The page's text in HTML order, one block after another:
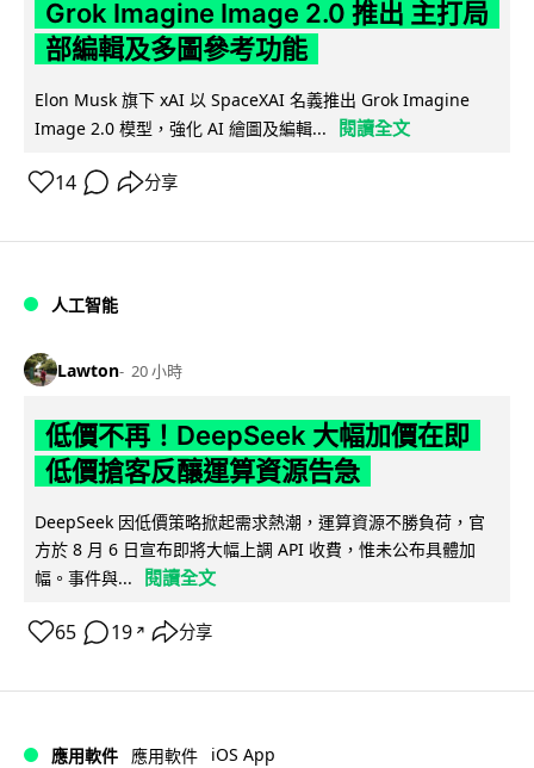
Grok Imagine Image 2.0 推出 主打局
部編輯及多圖參考功能
Elon Musk 旗下 xAI 以 SpaceXAI 名義推出 Grok Imagine
Image 2.0 模型，強化 AI 繪圖及編輯...
閱讀全文
14 分享
人工智能
Lawton 20 小時
低價不再！DeepSeek 大幅加價在即
低價搶客反釀運算資源告急
DeepSeek 因低價策略掀起需求熱潮，運算資源不勝負荷，官
方於 8 月 6 日宣布即將大幅上調 API 收費，惟未公布具體加
幅。事件與...
閱讀全文
65 19 ↗ 分享
應用軟件 應用軟件 iOS App